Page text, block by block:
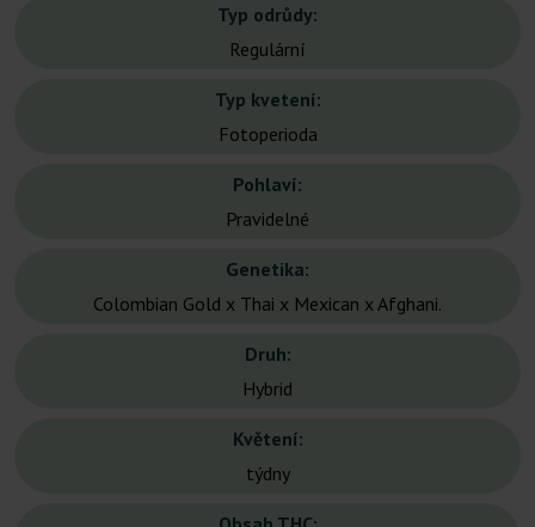
Typ odrůdy:
Regulární
Typ kvetení:
Fotoperioda
Pohlaví:
Pravidelné
Genetika:
Colombian Gold x Thai x Mexican x Afghani.
Druh:
Hybrid
Květení:
týdny